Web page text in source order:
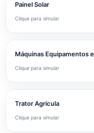
Painel Solar
Clique para simular
Máquinas Equipamentos
Clique para simular
Trator Agrícula
Clique para simular